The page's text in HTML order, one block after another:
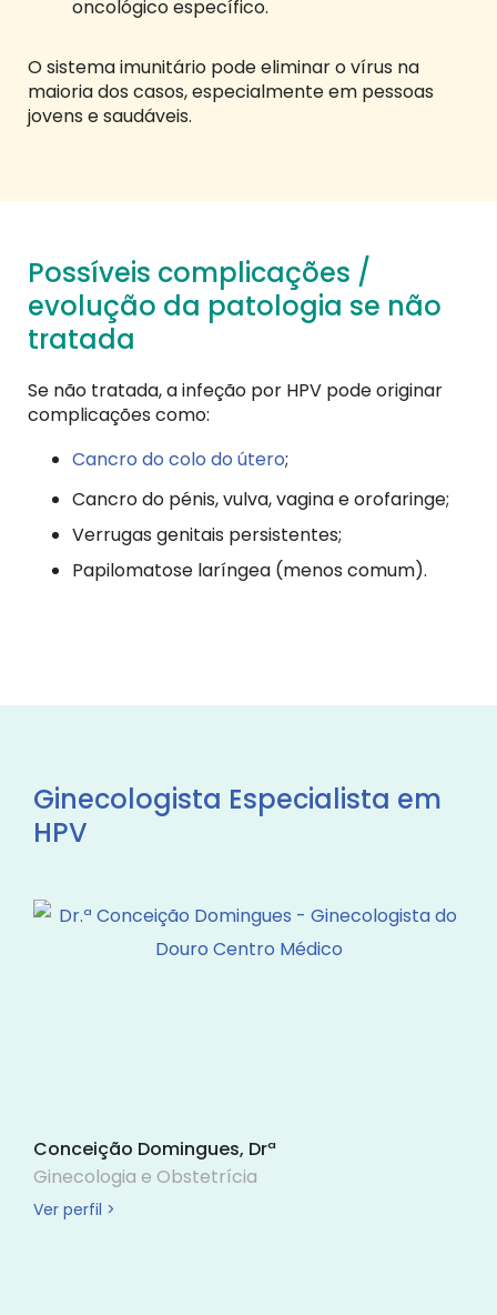
oncológico específico.
O sistema imunitário pode eliminar o vírus na
maioria dos casos, especialmente em pessoas
jovens e saudáveis.
Possíveis complicações /
evolução da patologia se não
tratada
Se não tratada, a infeção por HPV pode originar
complicações como:
Cancro do colo do útero;
Cancro do pénis, vulva, vagina e orofaringe;
Verrugas genitais persistentes;
Papilomatose laríngea (menos comum).
Ginecologista Especialista em
HPV
Conceição Domingues, Drª
Ginecologia e Obstetrícia
Ver perfil >